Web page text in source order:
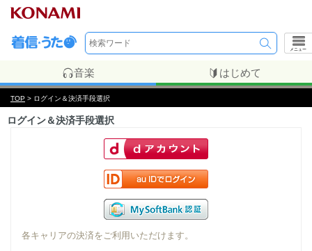
メニュー
音楽 はじめて
TOP > ログイン＆決済手段選択
ログイン＆決済手段選択
各キャリアの決済をご利用いただけます。